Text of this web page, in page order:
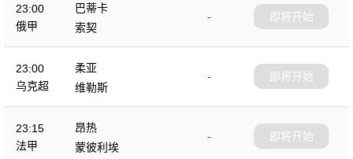
23:00
俄甲
巴蒂卡
-
索契
即将开始
23:00
乌克超
柔亚
-
维勒斯
即将开始
23:15
法甲
昂热
-
蒙彼利埃
即将开始